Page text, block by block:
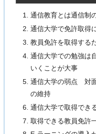
通信教育とは通信制
通信大学で免許取得
教員免許を取得する
通信大学での勉強は
いくことが大事
通信大学の弱点 対
の維持
通信大学で取得でき
取得できる教員免許